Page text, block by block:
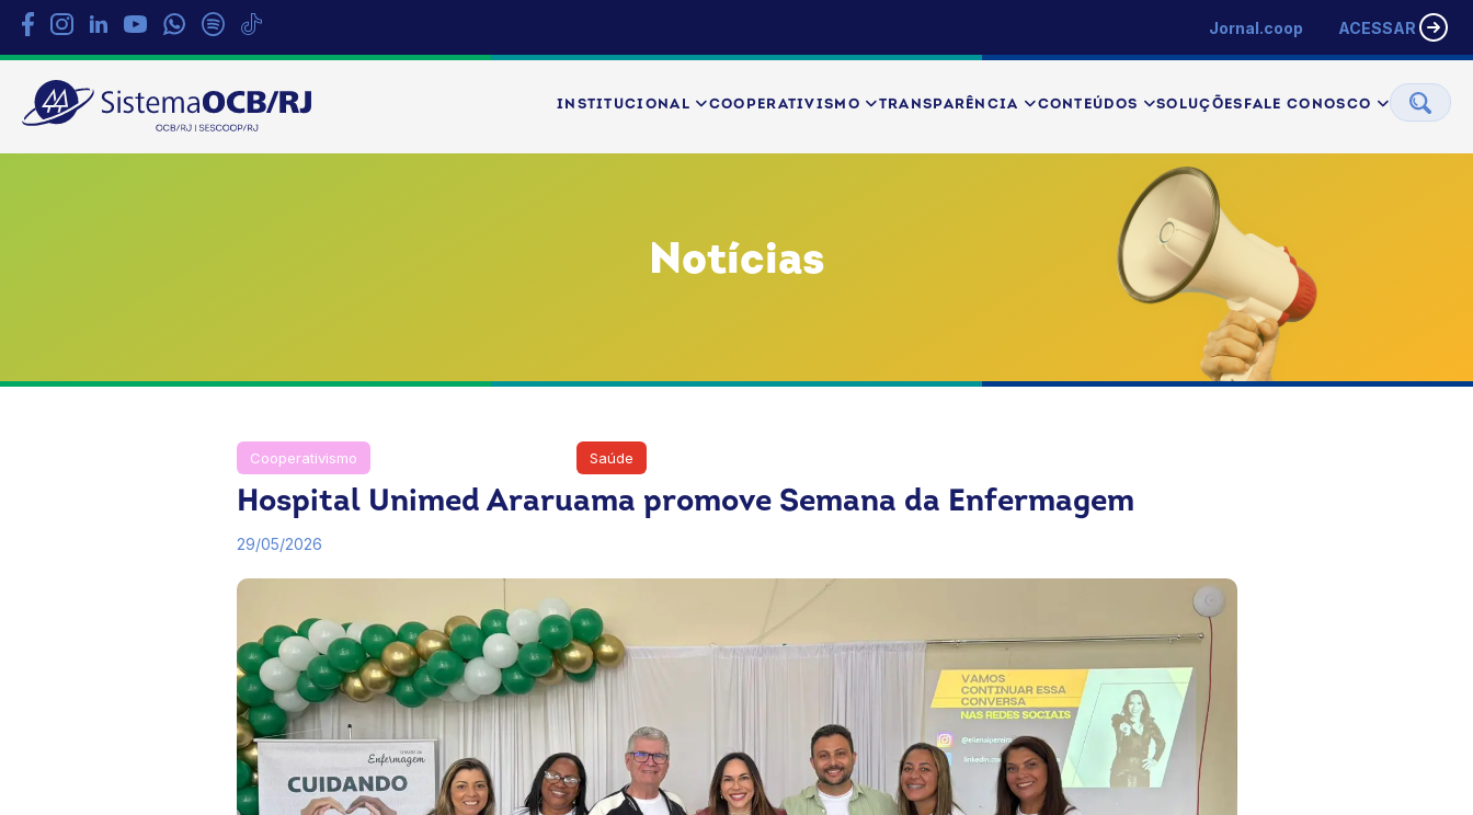
Jornal.coop ACESSAR
Sistema
INSTITUCIONAL COOPERATIVISMO TRANSPARÊNCIA CONTEÚDOS SOLUÇÕES FALE CONOSCO
Notícias
Cooperativismo Saúde
Hospital Unimed Araruama promove Semana da Enfermagem
29/05/2026